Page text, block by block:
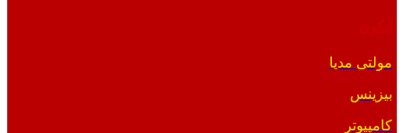
مولتی مدیا
بیزینس
کامپیوتر